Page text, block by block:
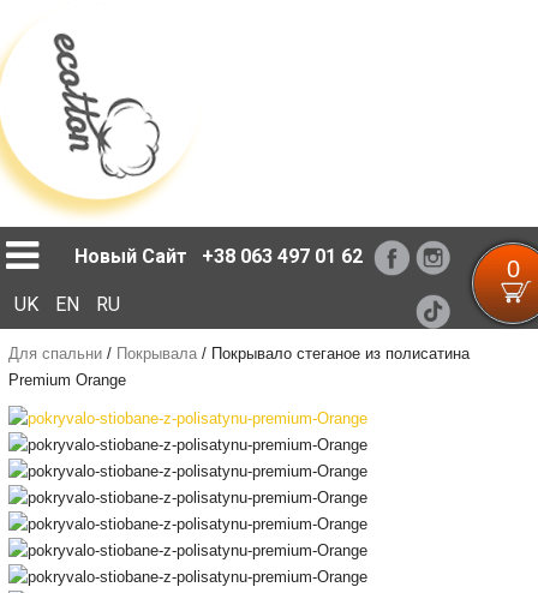
Новый Сайт +38 063 497 01 62 0
UK EN RU
Для спальни/ Покрывала/ Покрывало стеганое из полисатина
Premium Orange